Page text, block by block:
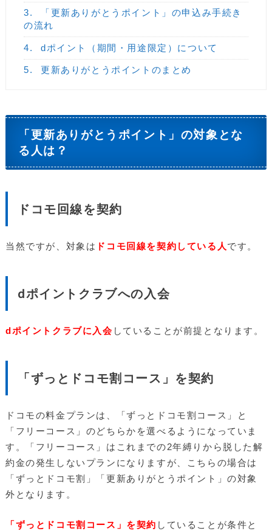
3.
「更新ありがとうポイント」の申込み手続き
の流れ
4. dポイント（期間・用途限定）について
5. 更新ありがとうポイントのまとめ
「更新ありがとうポイント」の対象とな
る人は？
ドコモ回線を契約
当然ですが、対象は ドコモ回線を契約している人 です。
dポイントクラブへの入会
dポイントクラブに入会 していることが前提となります。
「ずっとドコモ割コース」を契約
ドコモの料金プランは、「ずっとドコモ割コース」と
「フリーコース」のどちらかを選べるようになっていま
す。「フリーコース」はこれまでの2年縛りから脱した解
約金の発生しないプランになりますが、こちらの場合は
「ずっとドコモ割」「更新ありがとうポイント」の対象
外となります。
「ずっとドコモ割コース」を契約 していることが条件と